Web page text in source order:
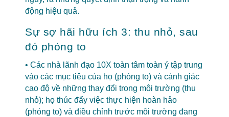
động hiệu quả.
Sự sợ hãi hữu ích 3: thu nhỏ, sau
đó phóng to
• Các nhà lãnh đạo 10X toàn tâm toàn ý tập trung
vào các mục tiêu của họ (phóng to) và cảnh giác
cao độ về những thay đổi trong môi trường (thu
nhỏ); họ thúc đẩy việc thực hiện hoàn hảo
(phóng to) và điều chỉnh trước môi trường đang